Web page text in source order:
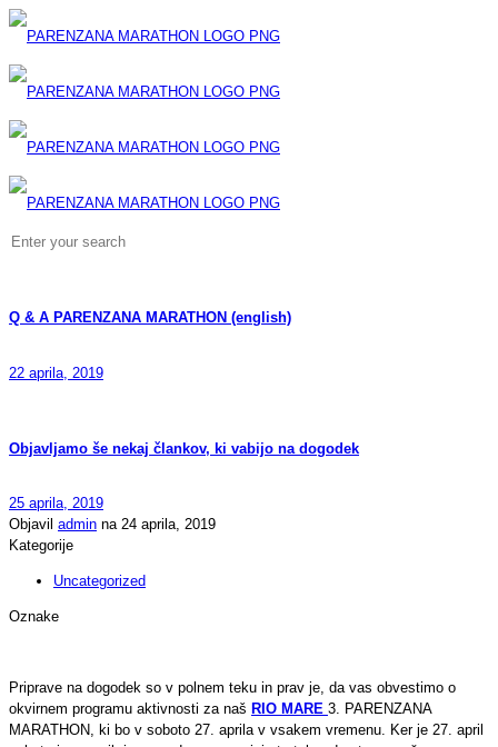
Q & A PARENZANA MARATHON (english)
22 aprila, 2019
Objavljamo še nekaj člankov, ki vabijo na dogodek
25 aprila, 2019
Objavil admin na 24 aprila, 2019
Kategorije
Uncategorized
Oznake
Priprave na dogodek so v polnem teku in prav je, da vas obvestimo o
okvirnem programu aktivnosti za naš RIO MARE 3. PARENZANA
MARATHON, ki bo v soboto 27. aprila v vsakem vremenu. Ker je 27. april